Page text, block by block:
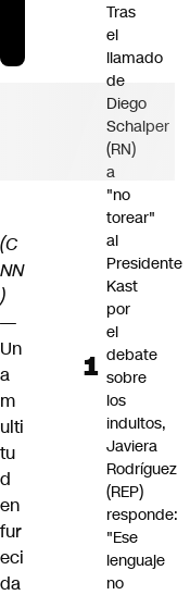
(C
NN
)
—
Un
a
m
ulti
tu
d
en
fur
eci
da
Tras
el
llamado
de
Diego
Schalper
(RN)
a
"no
torear"
al
Presidente
Kast
por
el
debate
sobre
los
indultos,
Javiera
Rodríguez
(REP)
responde:
"Ese
lenguaje
no